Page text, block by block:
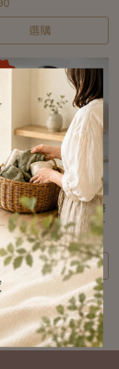
選購
鹽研磨器︱胡椒研磨
鹽研磨︱陶瓷磨芯︱
節
選購